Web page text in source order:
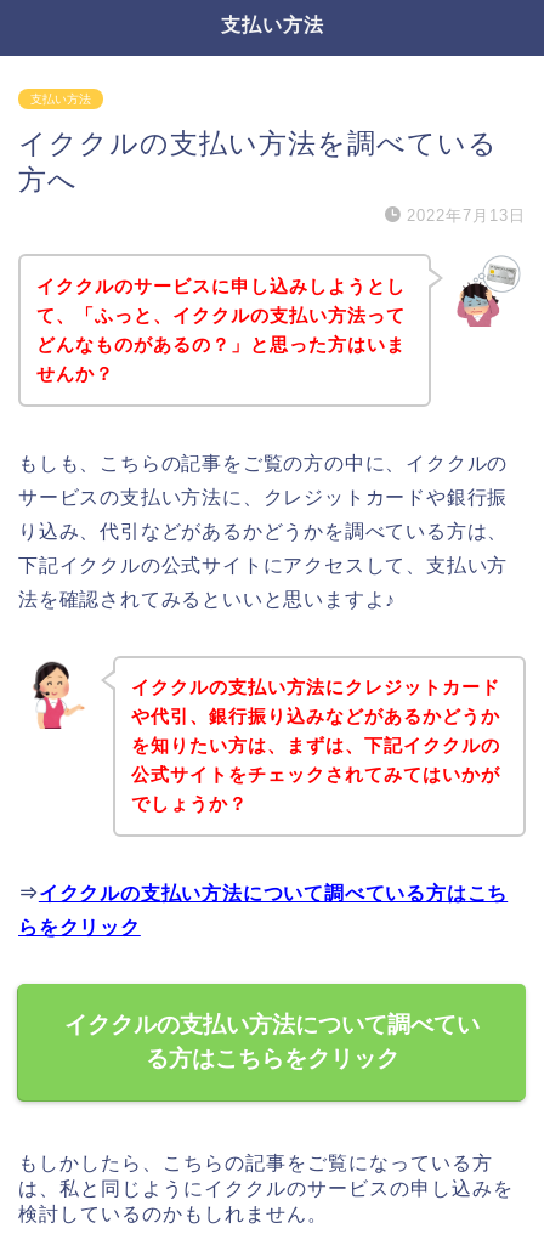
支払い方法
支払い方法
イククルの支払い方法を調べている
方へ
2022年7月13日
イククルのサービスに申し込みしようとし
て、「ふっと、イククルの支払い方法って
どんなものがあるの？」と思った方はいま
せんか？
もしも、こちらの記事をご覧の方の中に、イククルの
サービスの支払い方法に、クレジットカードや銀行振
り込み、代引などがあるかどうかを調べている方は、
下記イククルの公式サイトにアクセスして、支払い方
法を確認されてみるといいと思いますよ♪
イククルの支払い方法にクレジットカード
や代引、銀行振り込みなどがあるかどうか
を知りたい方は、まずは、下記イククルの
公式サイトをチェックされてみてはいかが
でしょうか？
⇒イククルの支払い方法について調べている方はこち
らをクリック
イククルの支払い方法について調べてい
る方はこちらをクリック
もしかしたら、こちらの記事をご覧になっている方
は、私と同じようにイククルのサービスの申し込みを
検討しているのかもしれません。